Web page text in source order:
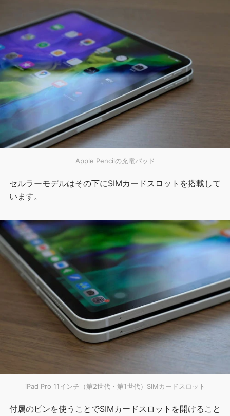
Apple Pencilの充電パッド
セルラーモデルはその下にSIMカードスロットを搭載して
います。
iPad Pro 11インチ（第2世代・第1世代）SIMカードスロット
付属のピンを使うことでSIMカードスロットを開けること